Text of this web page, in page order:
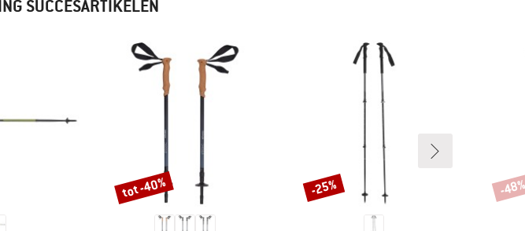
SUCCESARTIKELEN
Korting
tot -40% Korting
-25% -